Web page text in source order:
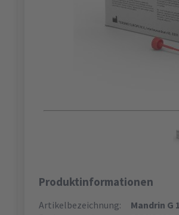
Produktinformationen
Artikelbezeichnung:
Mandrin G